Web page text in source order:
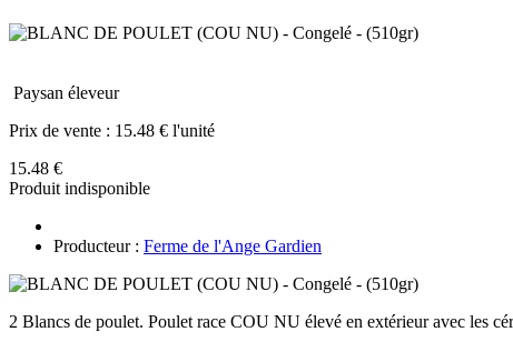
Paysan éleveur
Prix de vente : 15.48 € l'unité
15.48 €
Produit indisponible
Producteur : Ferme de l'Ange Gardien
2 Blancs de poulet. Poulet race COU NU élevé en extérieur avec les